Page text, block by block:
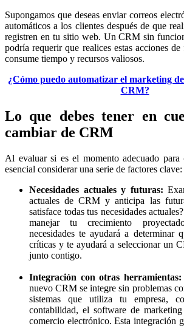
Supongamos que deseas enviar correos
automáticos a los clientes después de que
registren en tu sitio web. Un CRM sin
podría requerir que realices estas acciones
consume tiempo y recursos valiosos.
¿Cómo puedo automatizar el marketing
CRM?
Lo que debes tener en
cambiar de CRM
Al evaluar si es el momento adecuado
esencial considerar una serie de factores clave:
Necesidades actuales y futuras:
actuales de CRM y anticipa las
satisface todas tus necesidades
manejar tu crecimiento
necesidades te ayudará a determinar
críticas y te ayudará a seleccionar un
junto contigo.
Integración con otras herramientas:
nuevo CRM se integre sin problemas
sistemas que utiliza tu empresa,
contabilidad, el software de
comercio electrónico. Esta integración